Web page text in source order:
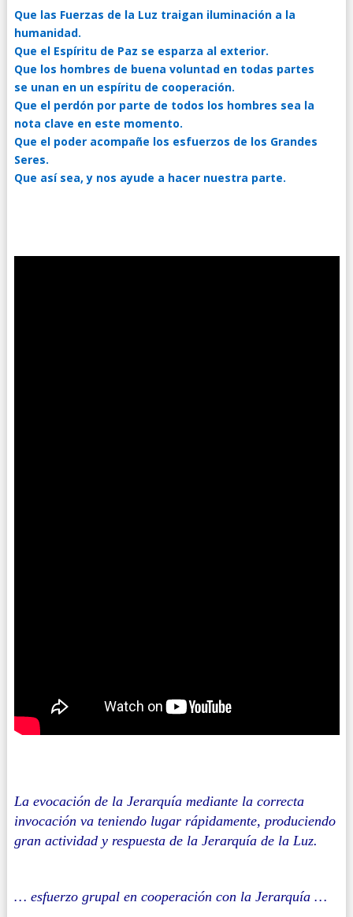
Que las Fuerzas de la Luz traigan iluminación a la
humanidad.
Que el Espíritu de Paz se esparza al exterior.
Que los hombres de buena voluntad en todas partes
se unan en un espíritu de cooperación.
Que el perdón por parte de todos los hombres sea la
nota clave en este momento.
Que el poder acompañe los esfuerzos de los Grandes
Seres.
Que así sea, y nos ayude a hacer nuestra parte.
La evocación de la Jerarquía mediante la correcta
invocación va teniendo lugar rápidamente, produciendo
gran actividad y respuesta de la Jerarquía de la Luz.
… esfuerzo grupal en cooperación con la Jerarquía …